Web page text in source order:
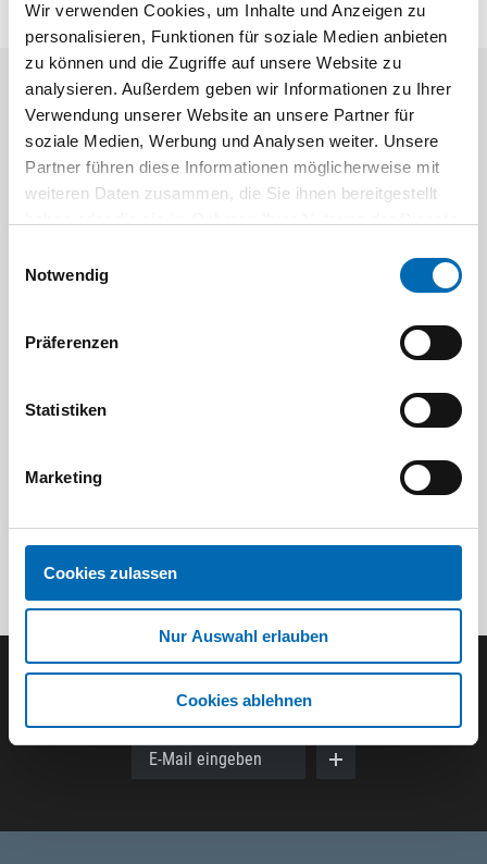
Wir verwenden Cookies, um Inhalte und Anzeigen zu
personalisieren, Funktionen für soziale Medien anbieten
zu können und die Zugriffe auf unsere Website zu
analysieren. Außerdem geben wir Informationen zu Ihrer
Verwendung unserer Website an unsere Partner für
soziale Medien, Werbung und Analysen weiter. Unsere
Partner führen diese Informationen möglicherweise mit
weiteren Daten zusammen, die Sie ihnen bereitgestellt
Notwendig
Präferenzen
Statistiken
Marketing
Cookies zulassen
Nur Auswahl erlauben
Cookies ablehnen
Aktuelle Angebote
SELFCLEAN Filtersack SC FIS-CT Bit-
Artikel-Nr.
Der ODÖRFER Newsletter
E-Mail eingeben